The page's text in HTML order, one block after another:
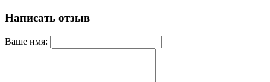
Написать отзыв
Ваше имя: